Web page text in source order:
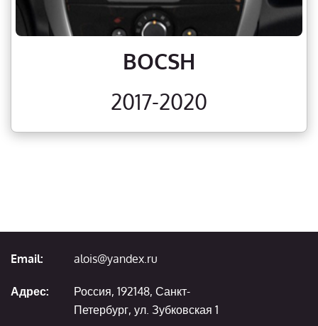
BOCSH
2017-2020
Email: alois@yandex.ru
Адрес:
Россия, 192148, Санкт-
Петербург, ул. Зубковская 1